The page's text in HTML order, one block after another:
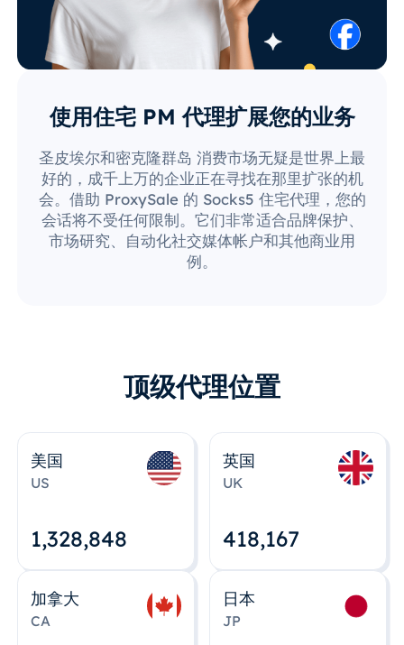
使用住宅 PM 代理扩展您的业务
圣皮埃尔和密克隆群岛 消费市场无疑是世界上最
好的，成千上万的企业正在寻找在那里扩张的机
会。借助 ProxySale 的 Socks5 住宅代理，您的
会话将不受任何限制。它们非常适合品牌保护、
市场研究、自动化社交媒体帐户和其他商业用
例。
顶级代理位置
美国
US
1,328,848
英国
UK
418,167
加拿大
CA
日本
JP